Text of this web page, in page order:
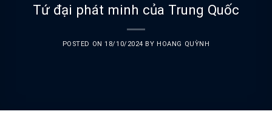
Tứ đại phát minh của Trung Quốc
POSTED ON18/10/2024 BY HOANG QUỲNH